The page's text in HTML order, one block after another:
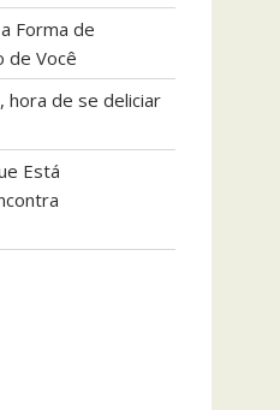
Forma de
de Você
hora de se deliciar
Está